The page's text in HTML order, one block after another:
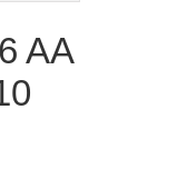
AA